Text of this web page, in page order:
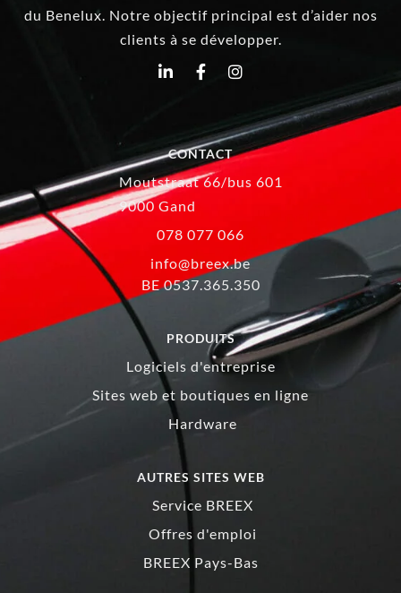
du Benelux. Notre objectif principal est d’aider nos
clients à se développer.
CONTACT
Moutstraat 66/bus 601
9000 Gand
078 077 066
info@breex.be
BE 0537.365.350
PRODUITS
Logiciels d'entreprise
Sites web et boutiques en ligne
Hardware
AUTRES SITES WEB
Service BREEX
Offres d'emploi
BREEX Pays-Bas